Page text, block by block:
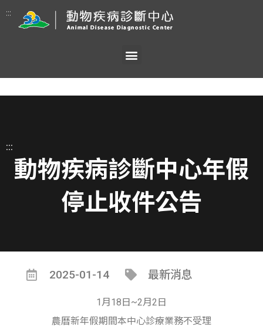
:::
:::
動物疾病診斷中心年假
停止收件公告
2025-01-14 最新消息
1月18日~2月2日
農曆新年假期間本中心診療業務不受理